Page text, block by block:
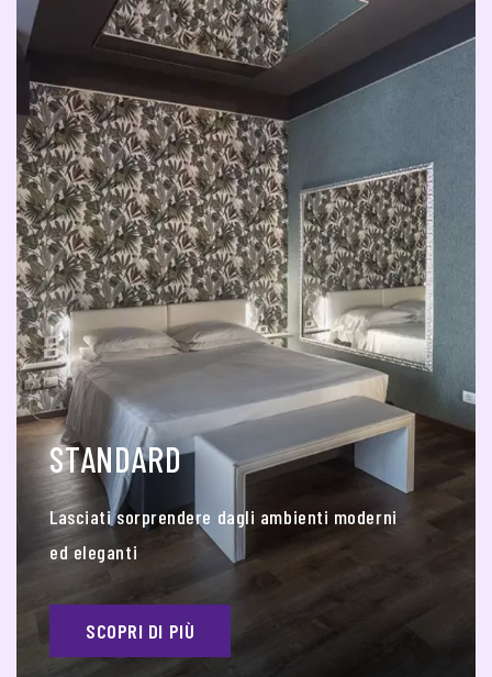
STANDARD
Lasciati sorprendere dagli ambienti moderni
ed eleganti
SCOPRI DI PIÙ